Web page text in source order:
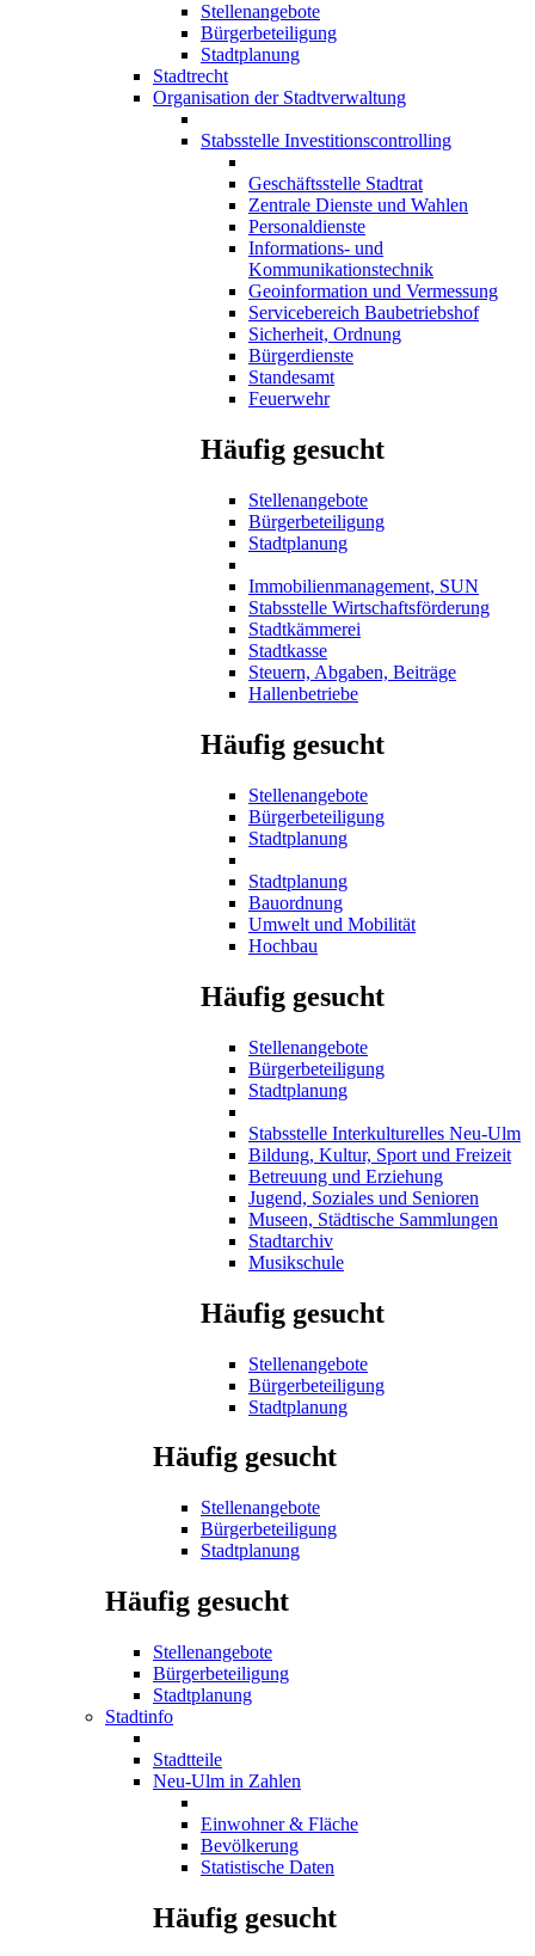
Stellenangebote
Bürgerbeteiligung
Stadtplanung
Stadtrecht
Organisation der Stadtverwaltung
Stabsstelle Investitionscontrolling
Geschäftsstelle Stadtrat
Zentrale Dienste und Wahlen
Personaldienste
Informations- und
Kommunikationstechnik
Geoinformation und Vermessung
Servicebereich Baubetriebshof
Sicherheit, Ordnung
Bürgerdienste
Standesamt
Feuerwehr
Häufig gesucht
Stellenangebote
Bürgerbeteiligung
Stadtplanung
Immobilienmanagement, SUN
Stabsstelle Wirtschaftsförderung
Stadtkämmerei
Stadtkasse
Steuern, Abgaben, Beiträge
Hallenbetriebe
Häufig gesucht
Stellenangebote
Bürgerbeteiligung
Stadtplanung
Stadtplanung
Bauordnung
Umwelt und Mobilität
Hochbau
Häufig gesucht
Stellenangebote
Bürgerbeteiligung
Stadtplanung
Stabsstelle Interkulturelles Neu-Ulm
Bildung, Kultur, Sport und Freizeit
Betreuung und Erziehung
Jugend, Soziales und Senioren
Museen, Städtische Sammlungen
Stadtarchiv
Musikschule
Häufig gesucht
Stellenangebote
Bürgerbeteiligung
Stadtplanung
Häufig gesucht
Stellenangebote
Bürgerbeteiligung
Stadtplanung
Häufig gesucht
Stellenangebote
Bürgerbeteiligung
Stadtplanung
Stadtinfo
Stadtteile
Neu-Ulm in Zahlen
Einwohner & Fläche
Bevölkerung
Statistische Daten
Häufig gesucht